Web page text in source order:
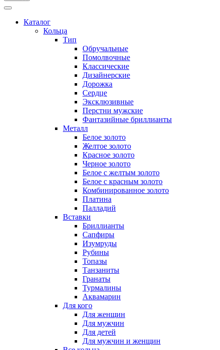
Каталог
Кольца
Тип
Обручальные
Помолвочные
Классические
Дизайнерские
Дорожка
Сердце
Эксклюзивные
Перстни мужские
Фантазийные бриллианты
Металл
Белое золото
Желтое золото
Красное золото
Черное золото
Белое с желтым золото
Белое с красным золото
Комбинированное золото
Платина
Палладий
Вставки
Бриллианты
Сапфиры
Изумруды
Рубины
Топазы
Танзаниты
Гранаты
Турмалины
Аквамарин
Для кого
Для женщин
Для мужчин
Для детей
Для мужчин и женщин